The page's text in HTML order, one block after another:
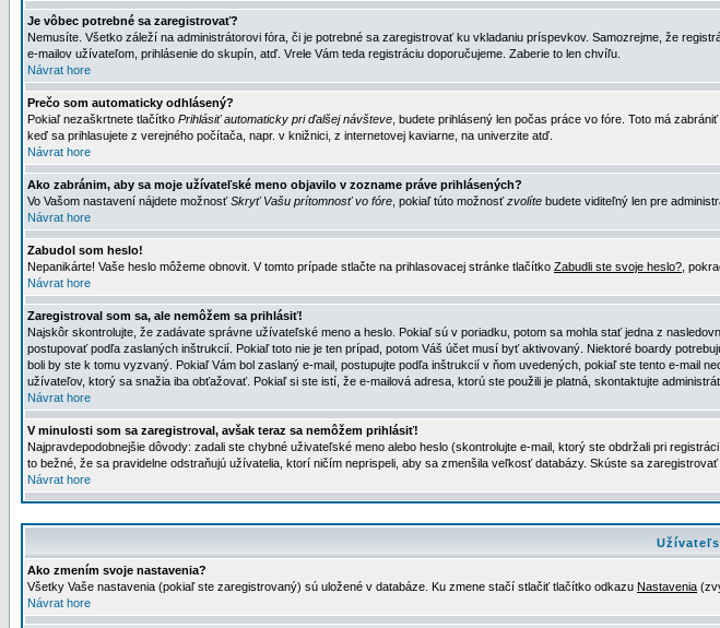
Je vôbec potrebné sa zaregistrovať?
Nemusíte. Všetko záleží na administrátorovi fóra, či je potrebné sa zaregistrovať ku vkladaniu príspevkov. Samozrejme, že
e-mailov užívateľom, prihlásenie do skupín, atď. Vrele Vám teda registráciu doporučujeme. Zaberie to len chvíľu.
Návrat hore
Prečo som automaticky odhlásený?
Pokiaľ nezaškrtnete tlačítko Prihlásiť automaticky pri ďalšej návšteve , budete prihlásený len počas práce vo fóre. Toto má
keď sa prihlasujete z verejného počítača, napr. v knižnici, z internetovej kaviarne, na univerzite atď.
Návrat hore
Ako zabránim, aby sa moje užívateľské meno objavilo v zozname práve prihlásených?
Vo Vašom nastavení nájdete možnosťSkryť Vašu prítomnosť vo fóre , pokiaľ túto možnosťzvolíte budete viditeľný len pre
Návrat hore
Zabudol som heslo!
Nepanikárte! Vaše heslo môžeme obnovit. V tomto prípade stlačte na prihlasovacej stránke tlačítko Zabudli ste svoje heslo? ,
Návrat hore
Zaregistroval som sa, ale nemôžem sa prihlásiť!
Najskôr skontrolujte, že zadávate správne užívateľské meno a heslo. Pokiaľ sú v poriadku, potom sa mohla stať jedna z
postupovať podľa zaslaných inštrukcií. Pokiaľ toto nie je ten prípad, potom Váš účet musí byť aktivovaný. Niektoré boardy
boli by ste k tomu vyzvaný. Pokiaľ Vám bol zaslaný e-mail, postupujte podľa inštrukcií v ňom uvedených, pokiaľ ste tento e-mail
užívateľov, ktorý sa snažia iba obťažovať. Pokiaľ si ste istí, že e-mailová adresa, ktorú ste použili je platná, skontaktujte
Návrat hore
V minulosti som sa zaregistroval, avšak teraz sa nemôžem prihlásiť!
Najpravdepodobnejšie dôvody: zadali ste chybné uživateľské meno alebo heslo (skontrolujte e-mail, ktorý ste obdržali pri
to bežné, že sa pravidelne odstraňujú užívatelia, ktorí ničím neprispeli, aby sa zmenšila veľkosť databázy. Skúste sa
Návrat hore
Ako zmením svoje nastavenia?
Všetky Vaše nastavenia (pokiaľ ste zaregistrovaný) sú uložené v databáze. Ku zmene stačí stlačiť tlačítko odkazu Nastavenia
Návrat hore